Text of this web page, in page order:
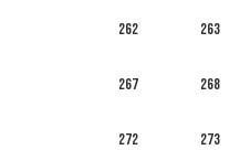
262 263
267 268
272 273